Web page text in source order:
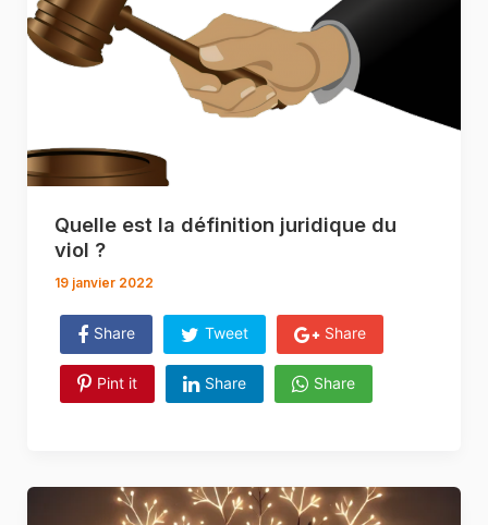
Quelle est la définition juridique du
viol ?
19 janvier 2022
Share Tweet Share
Pint it Share Share